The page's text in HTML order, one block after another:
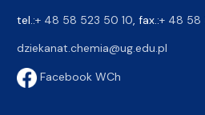
tel.:+ 48 58 523 50 10 , fax.:+ 48 58
dziekanat.chemia@ug.edu.pl
Facebook WCh